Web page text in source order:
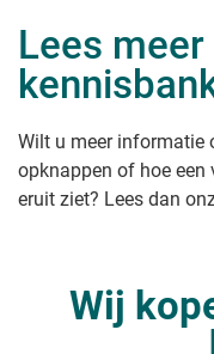
Lees
Wilt u meer informatie
opknappen of hoe een
eruit ziet? Lees dan
Wij